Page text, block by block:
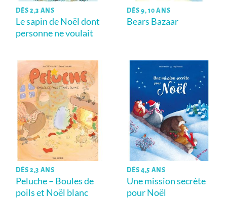
DÈS 2,3 ANS
Le sapin de Noël dont
personne ne voulait
DÈS 9, 10 ANS
Bears Bazaar
DÈS 2,3 ANS
Peluche – Boules de
poils et Noël blanc
DÈS 4,5 ANS
Une mission secrète
pour Noël